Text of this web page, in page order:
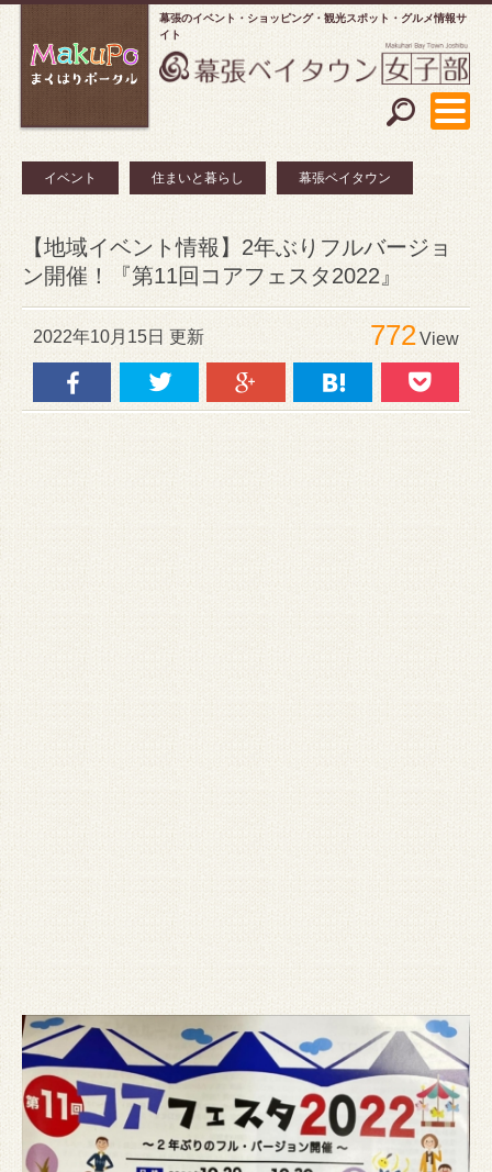
幕張のイベント・ショッピング
観光スポット・グルメ情報サ
イト
イベント 住まいと暮らし 幕張ベイタウン
【地域イベント情報】2年ぶりフルバージョ
ン開催！『第11回コアフェスタ2022』
2022年10月15日 更新 772View